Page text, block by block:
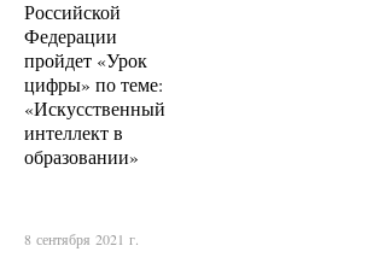
Российской
Федерации
пройдет «Урок
цифры» по теме:
«Искусственный
интеллект в
образовании»
8 сентября 2021 г.